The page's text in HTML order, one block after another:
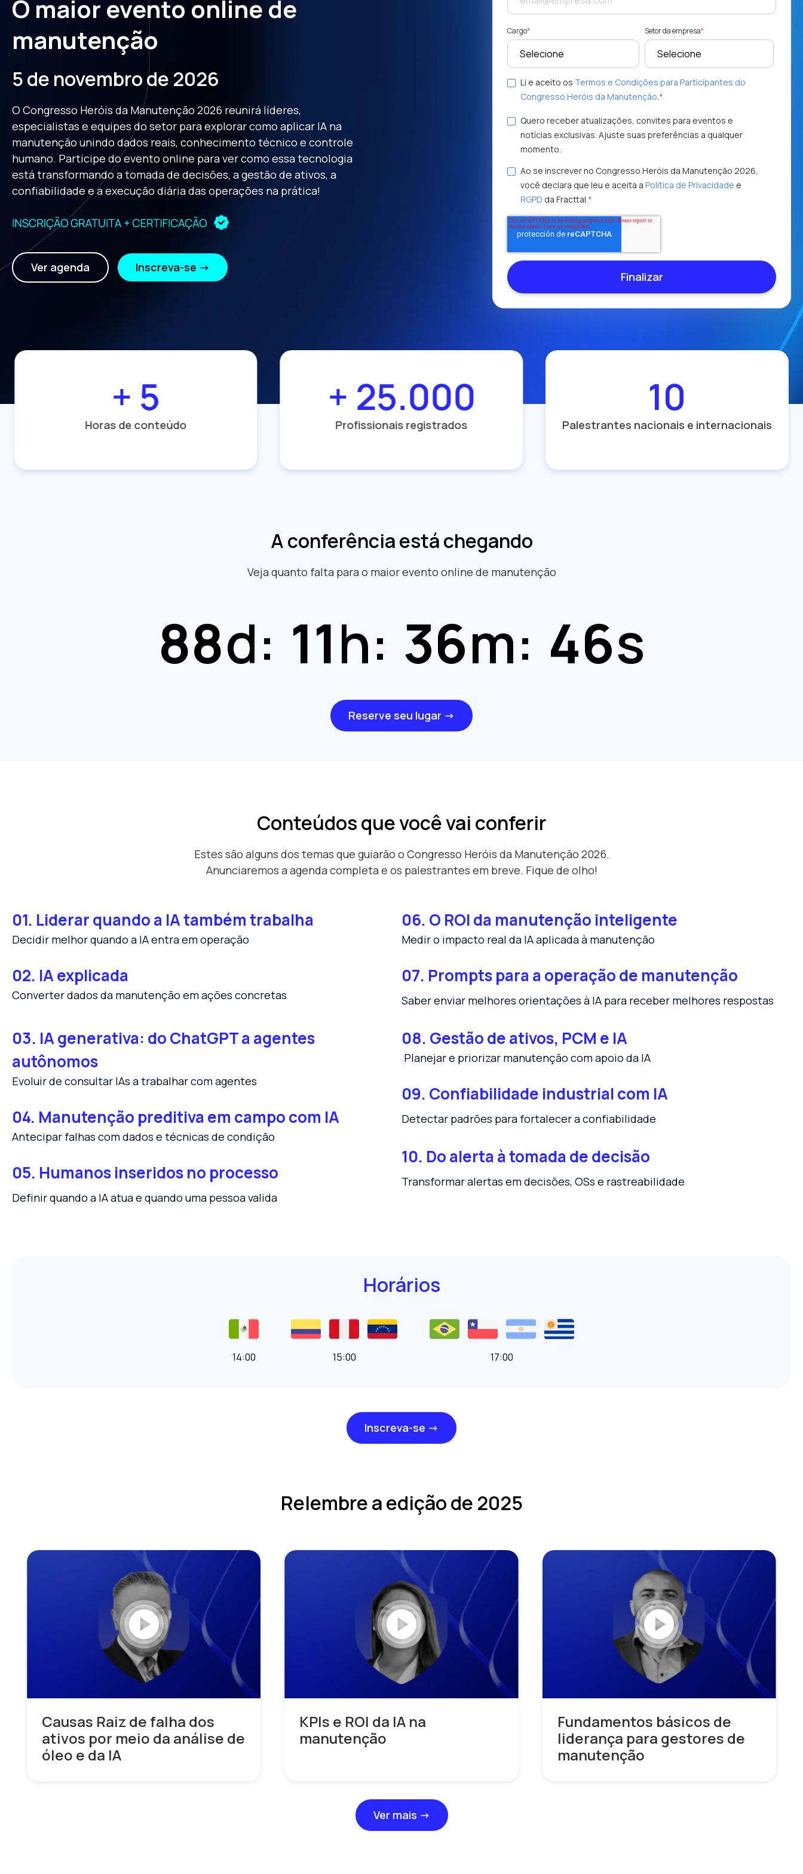
O maior evento online de
manutenção
5 de novembro de 2026
O Congresso Heróis da Manutenção 2026 reunirá líderes,
especialistas e equipes do setor para explorar como aplicar IA na
manutenção unindo dados reais, conhecimento técnico e controle
humano. Participe do evento online para ver como essa tecnologia
está transformando a tomada de decisões, a gestão de ativos, a
confiabilidade e a execução diária das operações na prática!
Ver agenda Inscreva-se →
Cargo* Setor da empresa*
Li e aceito os Termos e Condições para Participantes do
Congresso Heróis da Manutenção.*
Quero receber atualizações, convites para eventos e
notícias exclusivas. Ajuste suas preferências a qualquer
momento.
Ao se inscrever no Congresso Heróis da Manutenção 2026,
você declara que leu e aceita a Política de Privacidade e
RGPD da Fracttal.*
+ 5
Horas de conteúdo
+ 25.000
Profissionais registrados
10
Palestrantes nacionais e internacionais
A conferência está chegando
Veja quanto falta para o maior evento online de manutenção
88d: 11h: 36m: 44s
Reserve seu lugar →
Conteúdos que você vai conferir
Estes são alguns dos temas que guiarão o Congresso Heróis da Manutenção 2026.
Anunciaremos a agenda completa e os palestrantes em breve. Fique de olho!
01. Liderar quando a IA também trabalha
Decidir melhor quando a IA entra em operação
02. IA explicada
Converter dados da manutenção em ações concretas
03. IA generativa: do ChatGPT a agentes
autônomos
Evoluir de consultar IAs a trabalhar com agentes
04. Manutenção preditiva em campo com IA
Antecipar falhas com dados e técnicas de condição
05. Humanos inseridos no processo
Definir quando a IA atua e quando uma pessoa valida
06. O ROI da manutenção inteligente
Medir o impacto real da IA aplicada à manutenção
07. Prompts para a operação de manutenção
Saber enviar melhores orientações à IA para receber melhores respostas
08. Gestão de ativos, PCM e IA
Planejar e priorizar manutenção com apoio da IA
09. Confiabilidade industrial com IA
Detectar padrões para fortalecer a confiabilidade
10. Do alerta à tomada de decisão
Transformar alertas em decisões, OSs e rastreabilidade
Horários
14:00 15:00 17:00
Inscreva-se →
Relembre a edição de 2025
play_circle
Causas Raiz de falha dos
ativos por meio da análise de
óleo e da IA
play_circle
KPIs e ROI da IA na
manutenção
play_circle
Fundamentos básicos de
liderança para gestores de
manutenção
Ver mais →